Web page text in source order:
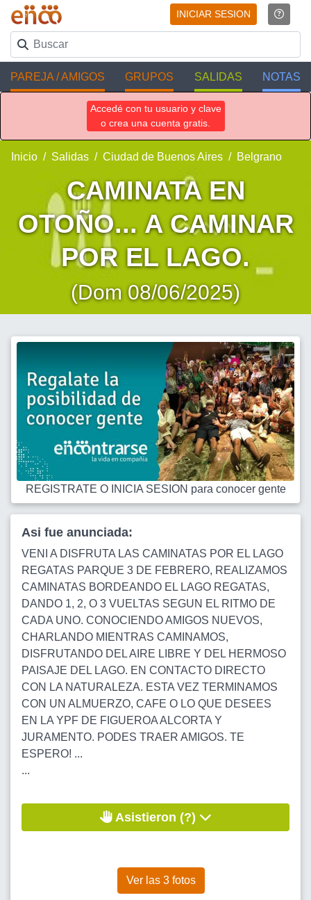
INICIAR SESION
PAREJA / AMIGOS GRUPOS SALIDAS NOTAS
Accedé con tu usuario y clave
o crea una cuenta gratis.
Inicio Salidas Ciudad de Buenos Aires Belgrano
CAMINATA EN
OTOÑO... A CAMINAR
POR EL LAGO.
(Dom 08/06/2025)
REGISTRATE O INICIA SESION para conocer gente
Asi fue anunciada:
VENI A DISFRUTA LAS CAMINATAS POR EL LAGO
REGATAS PARQUE 3 DE FEBRERO, REALIZAMOS
CAMINATAS BORDEANDO EL LAGO REGATAS,
DANDO 1, 2, O 3 VUELTAS SEGUN EL RITMO DE
CADA UNO. CONOCIENDO AMIGOS NUEVOS,
CHARLANDO MIENTRAS CAMINAMOS,
DISFRUTANDO DEL AIRE LIBRE Y DEL HERMOSO
PAISAJE DEL LAGO. EN CONTACTO DIRECTO
CON LA NATURALEZA. ESTA VEZ TERMINAMOS
CON UN ALMUERZO, CAFE O LO QUE DESEES
EN LA YPF DE FIGUEROA ALCORTA Y
JURAMENTO. PODES TRAER AMIGOS. TE
ESPERO! ...
...
Asistieron (?)
Ver las 3 fotos